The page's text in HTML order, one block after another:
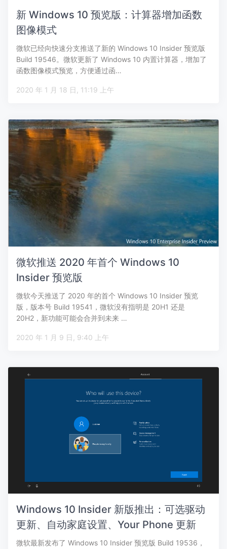
新 Windows 10 预览版：计算器增加函数
图像模式
微软已经向快速分支推送了新的 Windows 10 Insider 预览版
Build 19546。微软更新了 Windows 10 内置计算器，增加了
函数图像模式预览，方便通过函…
2020 年 1 月 18 日, 11:19 上午
微软推送 2020 年首个 Windows 10
Insider 预览版
微软今天推送了 2020 年的首个 Windows 10 Insider 预览
版，版本号 Build 19541，微软没有指明是 20H1 还是
20H2，新功能可能会合并到未来 …
2020 年 1 月 9 日, 9:40 上午
Windows 10 Insider 新版推出：可选驱动
更新、自动家庭设置、Your Phone 更新
微软最新发布了 Windows 10 Insider 预览版 Build 19536，